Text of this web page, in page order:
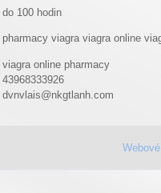
do 100 hodin
pharmacy viagra viagra online
viagra online pharmacy
43968333926
dvnvlais@nkgtlanh.com